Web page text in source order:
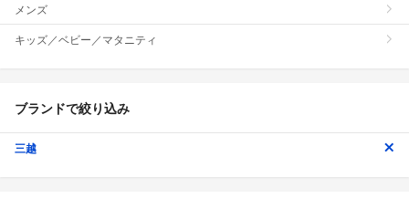
メンズ
キッズ／ベビー／マタニティ
ブランドで絞り込み
三越